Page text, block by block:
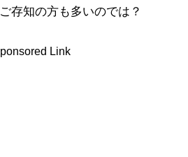
存知の方も多いのでは？
Link